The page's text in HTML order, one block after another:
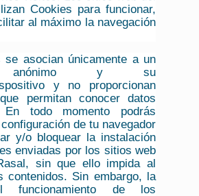
Cookies para funcionar,
al máximo la navegación
se asocian únicamente a un
anónimo y su
y no proporcionan
permitan conocer datos
En todo momento podrás
de tu navegador
y/o bloquear la instalación
enviadas por los sitios web
sin que ello impida al
contenidos. Sin embargo, la
funcionamiento de los